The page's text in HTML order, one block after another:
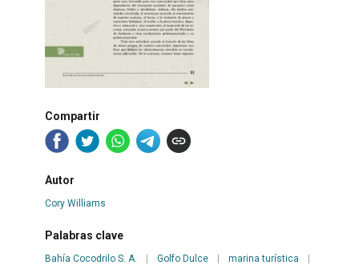
Compartir
Autor
Cory Williams
Palabras clave
Bahía Cocodrilo S. A. | Golfo Dulce | marina turística
|